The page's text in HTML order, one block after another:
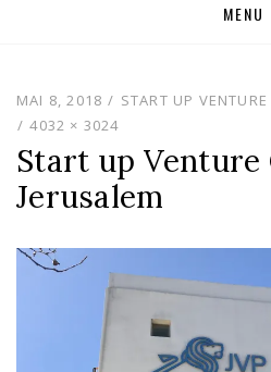
MENU
MAI 8, 2018
START UP
4032 × 3024
Start up Venture
Jerusalem